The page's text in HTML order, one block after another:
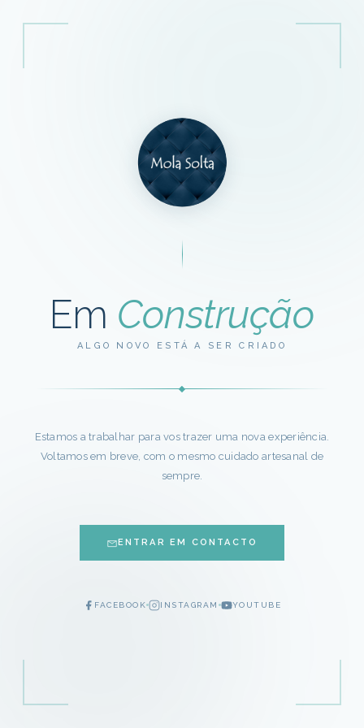
Em Construção
ALGO NOVO ESTÁ A SER CRIADO
Estamos a trabalhar para vos trazer uma nova experiência.
Voltamos em breve, com o mesmo cuidado artesanal de
sempre.
ENTRAR EM CONTACTO
FACEBOOK INSTAGRAM YOUTUBE